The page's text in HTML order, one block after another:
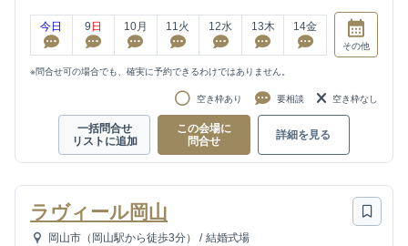
今日 9 日 10月 11 火 12水 13木 14金
その他
※問合せ可の場合でも、確実に予約できるわけではありません。
空き枠あり 要相談 空き枠なし
一括問合せ
リストに追加
この会場に
問合せ
詳細を見る
ラヴィール岡山
岡山市（岡山駅から徒歩3分） / 結婚式場